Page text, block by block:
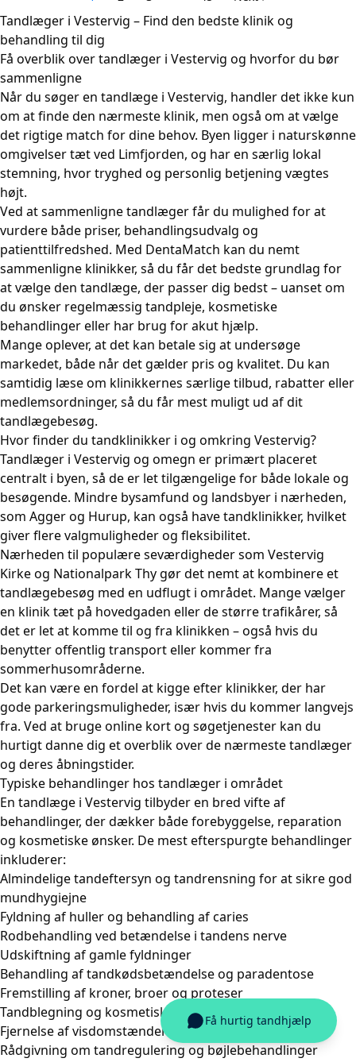
Tandlæger i Vestervig – Find den bedste klinik og
behandling til dig
Få overblik over tandlæger i Vestervig og hvorfor du bør
sammenligne
Når du søger en tandlæge i Vestervig, handler det ikke kun
om at finde den nærmeste klinik, men også om at vælge
det rigtige match for dine behov. Byen ligger i naturskønne
omgivelser tæt ved Limfjorden, og har en særlig lokal
stemning, hvor tryghed og personlig betjening vægtes
højt.
Ved at sammenligne tandlæger får du mulighed for at
vurdere både priser, behandlingsudvalg og
patienttilfredshed. Med DentaMatch kan du nemt
sammenligne klinikker, så du får det bedste grundlag for
at vælge den tandlæge, der passer dig bedst – uanset om
du ønsker regelmæssig tandpleje, kosmetiske
behandlinger eller har brug for akut hjælp.
Mange oplever, at det kan betale sig at undersøge
markedet, både når det gælder pris og kvalitet. Du kan
samtidig læse om klinikkernes særlige tilbud, rabatter eller
medlemsordninger, så du får mest muligt ud af dit
tandlægebesøg.
Hvor finder du tandklinikker i og omkring Vestervig?
Tandlæger i Vestervig og omegn er primært placeret
centralt i byen, så de er let tilgængelige for både lokale og
besøgende. Mindre bysamfund og landsbyer i nærheden,
som Agger og Hurup, kan også have tandklinikker, hvilket
giver flere valgmuligheder og fleksibilitet.
Nærheden til populære seværdigheder som Vestervig
Kirke og Nationalpark Thy gør det nemt at kombinere et
tandlægebesøg med en udflugt i området. Mange vælger
en klinik tæt på hovedgaden eller de større trafikårer, så
det er let at komme til og fra klinikken – også hvis du
benytter offentlig transport eller kommer fra
sommerhusområderne.
Det kan være en fordel at kigge efter klinikker, der har
gode parkeringsmuligheder, især hvis du kommer langvejs
fra. Ved at bruge online kort og søgetjenester kan du
hurtigt danne dig et overblik over de nærmeste tandlæger
og deres åbningstider.
Typiske behandlinger hos tandlæger i området
En tandlæge i Vestervig tilbyder en bred vifte af
behandlinger, der dækker både forebyggelse, reparation
og kosmetiske ønsker. De mest efterspurgte behandlinger
inkluderer:
Almindelige tandeftersyn og tandrensning for at sikre god
mundhygiejne
Fyldning af huller og behandling af caries
Rodbehandling ved betændelse i tandens nerve
Udskiftning af gamle fyldninger
Behandling af tandkødsbetændelse og paradentose
Fremstilling af kroner, broer og proteser
Tandblegning og kosmetiske forbedringer
Fjernelse af visdomstænder
Rådgivning om tandregulering og bøjlebehandlinger